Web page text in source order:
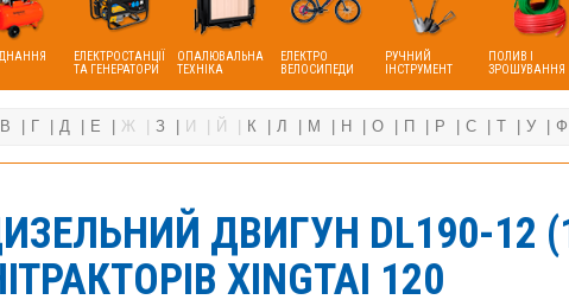
ЕЛЕКТРОСТАНЦІЇ
ТА ГЕНЕРАТОРИ
ОПАЛЮВАЛЬНА
ТЕХНІКА
ЕЛЕКТРО
ВЕЛОСИПЕДИ
РУЧНИЙ
ІНСТРУМЕНТ
ПОЛИВ І
ЗРОШУВАННЯ
В Г Д Е Ж З И Й К Л М Н О П Р С Т У Ф
ДВИГУН DL190-12
XINGTAI 120